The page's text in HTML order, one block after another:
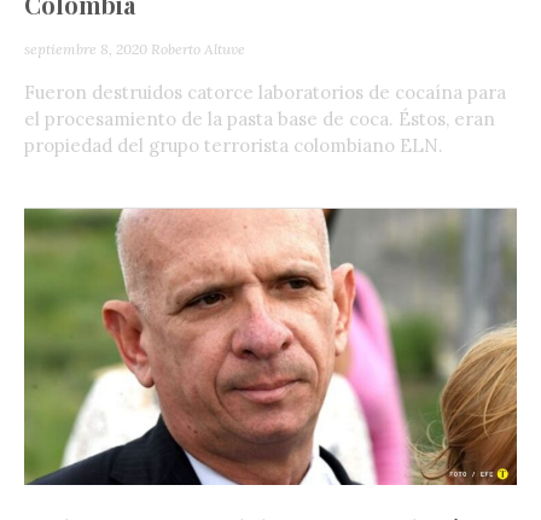
septiembre 8, 2020 Roberto Altuve
Fueron destruidos catorce laboratorios de cocaína para
el procesamiento de la pasta base de coca. Éstos, eran
propiedad del grupo terrorista colombiano ELN.